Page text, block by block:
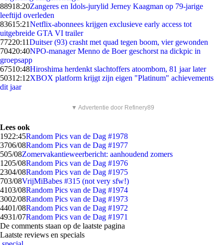
88918:20Zangeres en Idols-jurylid Jerney Kaagman op 79-jarige
leeftijd overleden
83615:21Netflix-abonnees krijgen exclusieve early access tot
uitgebreide GTA VI trailer
77220:11Duitser (93) crasht met quad tegen boom, vier gewonden
70420:40NPO-manager Menno de Boer geschorst na dickpic in
groepsapp
67510:48Hiroshima herdenkt slachtoffers atoombom, 81 jaar later
50312:12XBOX platform krijgt zijn eigen "Platinum" achievements
dit jaar
▼ Advertentie door Refinery89
Lees ook
1922:45Random Pics van de Dag #1978
3706/08Random Pics van de Dag #1977
505/08Zomervakantieweerbericht: aanhoudend zomers
1205/08Random Pics van de Dag #1976
2304/08Random Pics van de Dag #1975
703/08VrijMiBabes #315 (not very sfw!)
4103/08Random Pics van de Dag #1974
3002/08Random Pics van de Dag #1973
4401/08Random Pics van de Dag #1972
4931/07Random Pics van de Dag #1971
De comments staan op de laatste pagina
Laatste reviews en specials